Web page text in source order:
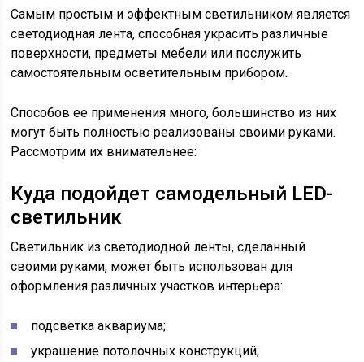
Самым простым и эффектным светильником является
светодиодная лента, способная украсить различные
поверхности, предметы мебели или послужить
самостоятельным осветительным прибором.
Способов ее применения много, большинство из них
могут быть полностью реализованы своими руками.
Рассмотрим их внимательнее:
Куда подойдет самодельный LED-
светильник
Светильник из светодиодной ленты, сделанный
своими руками, может быть использован для
оформления различных участков интерьера:
подсветка аквариума;
украшение потолочных конструкций;